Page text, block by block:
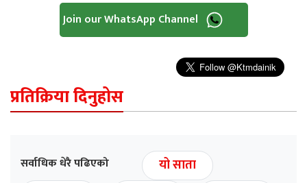
Join our WhatsApp Channel
प्रतिक्रिया दिनुहोस
सर्वाधिक धेरै पढिएको
यो साता